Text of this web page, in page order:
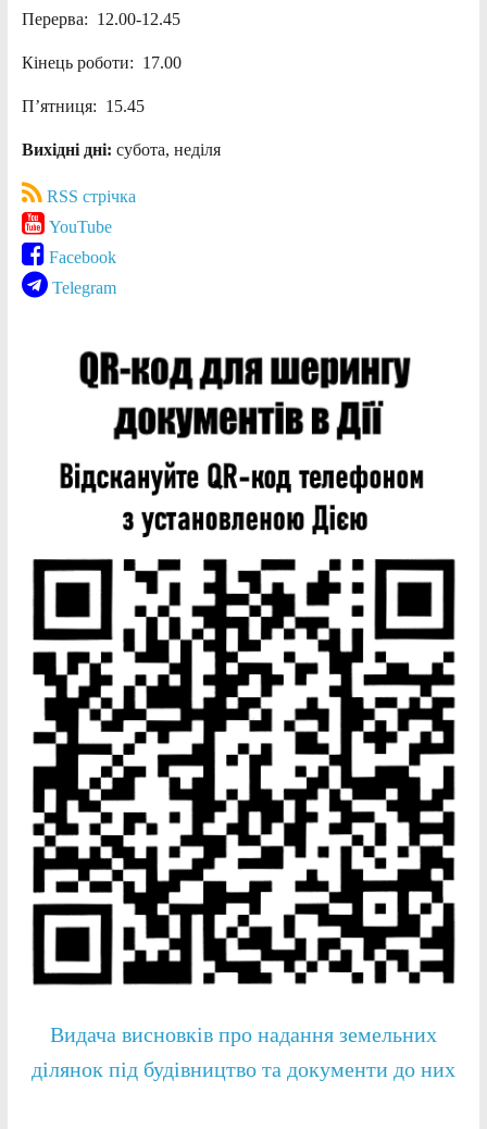
Перерва: 12.00-12.45
Кінець роботи: 17.00
П’ятниця: 15.45
Вихідні дні: субота, неділя
RSS стрічка
YouTube
Facebook
Telegram
Видача висновків про надання земельних
ділянок під будівництво та документи до них